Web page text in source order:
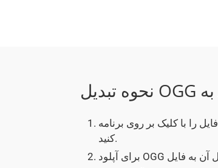
فایل را با کلیک بر روی برنامه OGG به AC3 انتخاب کنید یا به سادگی یک فایل OGG را بکشید و رها
کنید.